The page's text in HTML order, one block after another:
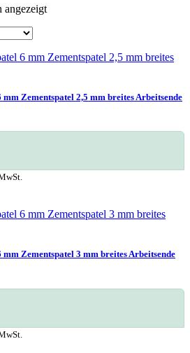
angezeigt
mm Zementspatel 2,5 mm breites Arbeitsende
mm Zementspatel 3 mm breites Arbeitsende